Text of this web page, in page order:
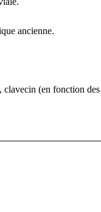
ancienne.
(en fonction des